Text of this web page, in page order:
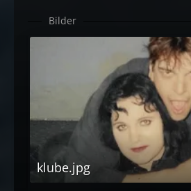
Bilder
klube.jpg